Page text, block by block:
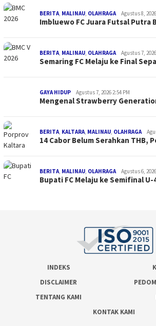
BERITA, MALINAU, OLAHRAGA Agustus 8,
Imbluewo FC Juara Futsal Putra
BERITA, MALINAU, OLAHRAGA Agustus 7,
Semaring FC Melaju ke Final
GAYA HIDUP Agustus 7, 2026 2:54 PM
Mengenal Strawberry
BERITA, KALTARA, MALINAU, OLAHRAGA
14 Cabor Belum Serahkan THB,
BERITA, MALINAU, OLAHRAGA Agustus 6,
Bupati FC Melaju ke Semifinal U-
INDEKS
DISCLAIMER
TENTANG KAMI
KONTAK KAMI